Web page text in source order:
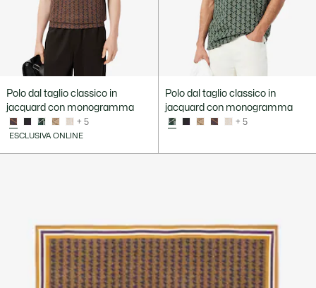
Polo dal taglio classico in
jacquard con monogramma
+ 5
ESCLUSIVA ONLINE
Polo dal taglio classico in
jacquard con monogramma
+ 5